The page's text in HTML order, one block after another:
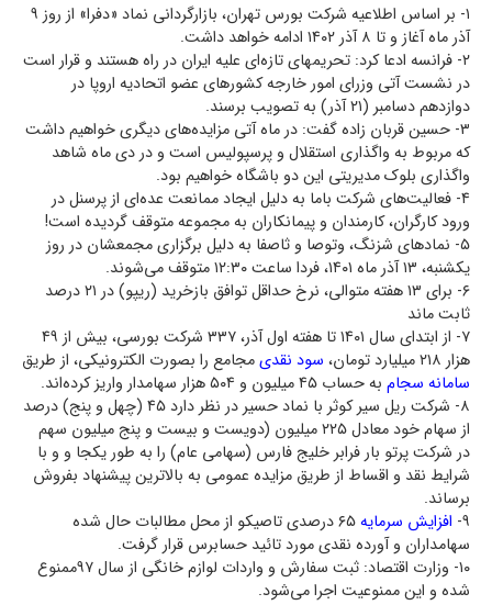
۱- بر اساس اطلاعیه شرکت بورس تهران، بازارگردانی نماد «دفرا» از روز ۹
آذر ماه آغاز و تا ۸ آذر ۱۴۰۲ ادامه خواهد داشت.
۲- فرانسه ادعا کرد: تحریم‎های تازه‌ای علیه ایران در راه هستند و قرار است
در نشست آتی وزرای امور خارجه کشور‌های عضو اتحادیه اروپا در
دوازدهم دسامبر (۲۱ آذر) به تصویب برسند.
۳- حسین قربان زاده گفت: در ماه آتی مزایده‌های دیگری خواهیم داشت
که مربوط به واگذاری استقلال و پرسپولیس است و در دی ماه شاهد
واگذاری بلوک مدیریتی این دو باشگاه خواهیم بود.
۴- فعالیت‌های شرکت باما به دلیل ایجاد ممانعت عده‌ای از پرسنل در
ورود کارگران، کارمندان و پیمانکاران به مجموعه متوقف گردیده است!
۵- نماد‌های شزنگ، وتوصا و ثاصفا به دلیل برگزاری مجمعشان در روز
یکشنبه، ۱۳ آذر ماه ۱۴۰۱، فردا ساعت ۱۲:۳۰ متوقف می‌شوند.
۶- برای ۱۳ هفته متوالی، نرخ حداقل توافق بازخرید (ریپو) در ۲۱ درصد
ثابت ماند
۷- از ابتدای سال ۱۴۰۱ تا هفته اول آذر، ۳۳۷ شرکت بورسی، بیش از ۴۹
هزار ۲۱۸ میلیارد تومان،
سود نقدیمجامع را بصورت الکترونیکی، از طریق
سامانه سجام به حساب ۴۵ میلیون و ۵۰۴ هزار سهامدار واریز کرده‌اند.
۸- شرکت ریل سیر کوثر با نماد حسیر در نظر دارد ۴۵ (چهل و پنج) درصد
از سهام خود معادل ۲۲۵ میلیون (دویست و بیست و پنج میلیون سهم
در شرکت پرتو بار فرابر خلیج فارس (سهامی عام) را به طور یکجا و و با
شرایط نقد و اقساط از طریق مزایده عمومی به بالاترین پیشنهاد بفروش
برساند.
۹- افزایش سرمایه
۶۵ درصدی تاصیکو از محل مطالبات حال شده
سهامداران و آورده نقدی مورد تائید حسابرس قرار گرفت.
۱۰- وزارت اقتصاد: ثبت سفارش و واردات لوازم خانگی از سال ۹۷ممنوع
شده و این ممنوعیت اجرا می‌شود.